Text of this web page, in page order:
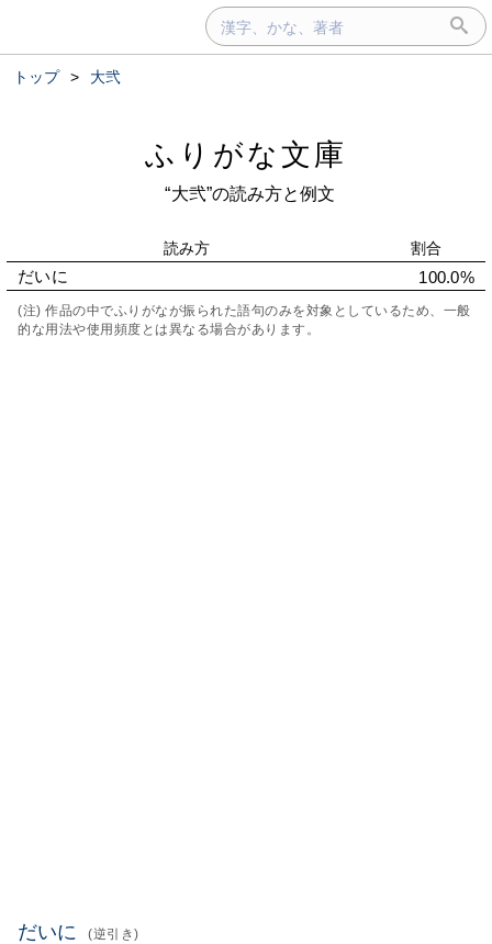
トップ > 大弐
ふりがな文庫
“大弐”の読み方と例文
読み方 割合
だいに 100.0%
(注) 作品の中でふりがなが振られた語句のみを対象としているため、一般
的な用法や使用頻度とは異なる場合があります。
だいに (逆引き)